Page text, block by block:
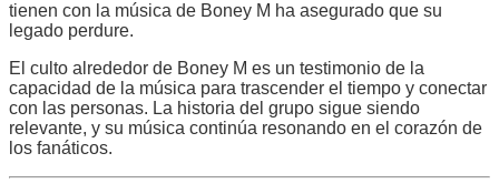
tienen con la música de Boney M ha asegurado que su
legado perdure.
El culto alrededor de Boney M es un testimonio de la
capacidad de la música para trascender el tiempo y conectar
con las personas. La historia del grupo sigue siendo
relevante, y su música continúa resonando en el corazón de
los fanáticos.